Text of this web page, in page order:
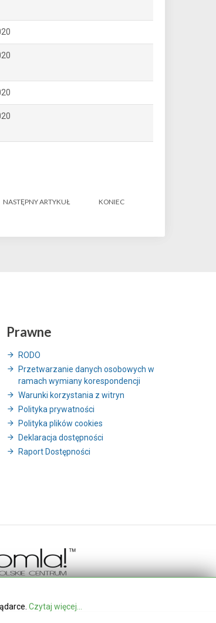
NASTĘPNY ARTYKUŁ KONIEC
Prawne
RODO
Przetwarzanie danych osobowych w
ramach wymiany korespondencji
Warunki korzystania z witryn
Polityka prywatności
Polityka plików cookies
Deklaracja dostępności
Raport Dostępności
Czytaj więcej...